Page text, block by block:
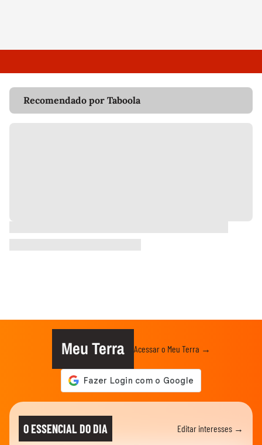
Recomendado por Taboola
Meu Terra Acessar o Meu Terra →
O ESSENCIAL DO DIA Editar interesses →